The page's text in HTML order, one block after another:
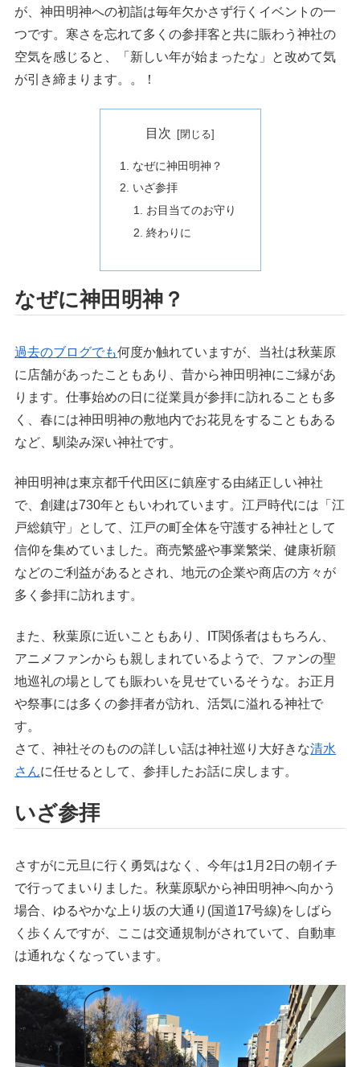
が、神田明神への初詣は毎年欠かさず行くイベントの一
つです。寒さを忘れて多くの参拝客と共に賑わう神社の
空気を感じると、「新しい年が始まったな」と改めて気
が引き締まります。。！
目次
なぜに神田明神？
いざ参拝
お目当てのお守り
終わりに
なぜに神田明神？
過去のブログでも何度か触れていますが、当社は秋葉原
に店舗があったこともあり、昔から神田明神にご縁があ
ります。仕事始めの日に従業員が参拝に訪れることも多
く、春には神田明神の敷地内でお花見をすることもある
など、馴染み深い神社です。
神田明神は東京都千代田区に鎮座する由緒正しい神社
で、創建は730年ともいわれています。江戸時代には「江
戸総鎮守」として、江戸の町全体を守護する神社として
信仰を集めていました。商売繁盛や事業繁栄、健康祈願
などのご利益があるとされ、地元の企業や商店の方々が
多く参拝に訪れます。
また、秋葉原に近いこともあり、IT関係者はもちろん、
アニメファンからも親しまれているようで、ファンの聖
地巡礼の場としても賑わいを見せているそうな。お正月
や祭事には多くの参拝者が訪れ、活気に溢れる神社で
す。
さて、神社そのものの詳しい話は神社巡り大好きな清水
さんに任せるとして、参拝したお話に戻します。
いざ参拝
さすがに元旦に行く勇気はなく、今年は1月2日の朝イチ
で行ってまいりました。秋葉原駅から神田明神へ向かう
場合、ゆるやかな上り坂の大通り(国道17号線)をしばら
く歩くんですが、ここは交通規制がされていて、自動車
は通れなくなっています。